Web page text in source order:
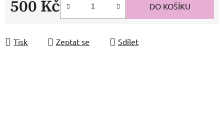
500 Kč DO KOŠÍKU
Tisk Zeptat se Sdílet